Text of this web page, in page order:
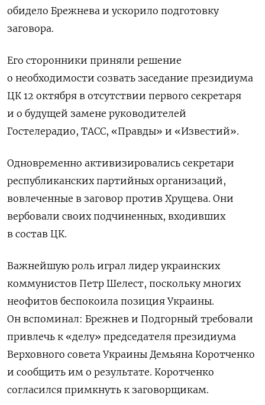
обидело Брежнева и ускорило подготовку
заговора.
Его сторонники приняли решение
о необходимости созвать заседание президиума
ЦК 12 октября в отсутствии первого секретаря
и о будущей замене руководителей
Гостелерадио, ТАСС, «Правды» и «Известий».
Одновременно активизировались секретари
республиканских партийных организаций,
вовлеченные в заговор против Хрущева. Они
вербовали своих подчиненных, входивших
в состав ЦК.
Важнейшую роль играл лидер украинских
коммунистов Петр Шелест, поскольку многих
неофитов беспокоила позиция Украины.
Он вспоминал: Брежнев и Подгорный требовали
привлечь к «делу» председателя президиума
Верховного совета Украины Демьяна Коротченко
и сообщить им о результате. Коротченко
согласился примкнуть к заговорщикам.